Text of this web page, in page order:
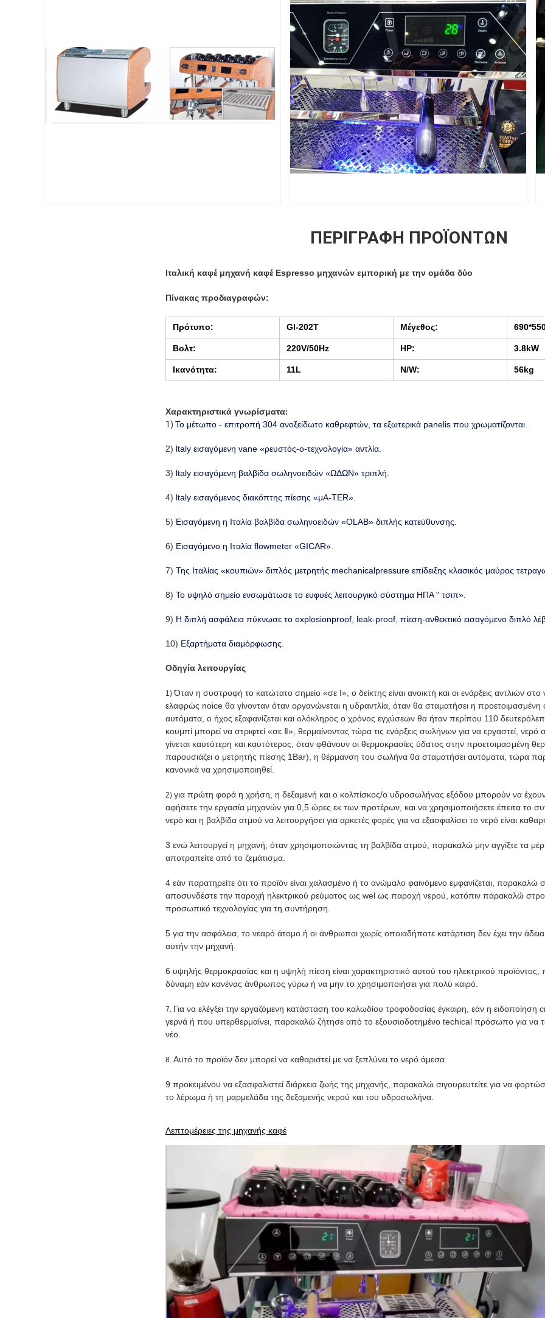
ΠΕΡΙΓΡΑΦΉ ΠΡΟΪΌΝΤΩΝ
Ιταλική καφέ μηχανή καφέ Espresso μηχανών εμπορική με την ομάδα δύο
Πίνακας προδιαγραφών:
Πρότυπο: Gl-202T Μέγεθος:
Βολτ: 220V/50Hz HP: 3.8kW
Ικανότητα: 11L N/W: 56kg
Χαρακτηριστικά γνωρίσματα:
1) Το μέτωπο - επιτροπή 304 ανοξείδωτο καθρεφτών, τα εξωτερικά panelis που χρωματίζονται.
2) ltaly εισαγόμενη vane «ρευστός-ο-τεχνολογία» αντλία.
3) ltaly εισαγόμενη βαλβίδα σωληνοειδών «ΩΔΩΝ» τριπλή.
4) ltaly εισαγόμενος διακόπτης πίεσης «μΑ-TER».
5) Εισαγόμενη η Ιταλία βαλβίδα σωληνοειδών «OLAB» διπλής κατεύθυνσης.
6) Εισαγόμενο η Ιταλία flowmeter «GICAR».
7) Της Ιταλίας «κουπιών» διπλός μετρητής mechanicalpressure επίδειξης κλασικός μαύρος
8) Το υψηλό σημείο ενσωμάτωσε το ευφυές λειτουργικό σύστημα ΗΠΑ " τσιπ».
9) Η διπλή ασφάλεια πύκνωσε το explosionproof, leak-proof, πίεση-ανθεκτικό εισαγόμενο διπλό
10) Εξαρτήματα διαμόρφωσης.
Οδηγία λειτουργίας
1)Όταν η συστροφή το κατώτατο σημείο «σε Ⅰ», ο δείκτης είναι ανοικτή και οι ενάρξεις αντλιών
ελαφρώς noice θα γίνονταν όταν οργανώνεται η υδραντλία, όταν θα σταματήσει η προετοιμασμένη
αυτόματα, ο ήχος εξαφανίζεται και ολόκληρος ο χρόνος εγχύσεων θα ήταν περίπου 110
κουμπί μπορεί να στριφτεί «σε Ⅱ», θερμαίνοντας τώρα τις ενάρξεις σωλήνων για να εργαστεί,
γίνεται καυτότερη και καυτότερος, όταν φθάνουν οι θερμοκρασίες ύδατος στην προετοιμασμένη
παρουσιάζει ο μετρητής πίεσης 1Bar), η θέρμανση του σωλήνα θα σταματήσει αυτόματα, τώρα
κανονικά να χρησιμοποιηθεί.
2) για πρώτη φορά η χρήση, η δεξαμενή και ο κολπίσκος/ο υδροσωλήνας εξόδου μπορούν να
αφήσετε την εργασία μηχανών για 0,5 ώρες εκ των προτέρων, και να χρησιμοποιήσετε έπειτα το
νερό και η βαλβίδα ατμού να λειτουργήσει για αρκετές φορές για να εξασφαλίσει το νερό είναι
3 ενώ λειτουργεί η μηχανή, όταν χρησιμοποιώντας τη βαλβίδα ατμού, παρακαλώ μην αγγίξτε τα
αποτραπείτε από το ζεμάτισμα.
4 εάν παρατηρείτε ότι το προϊόν είναι χαλασμένο ή το ανώμαλο φαινόμενο εμφανίζεται, παρακαλώ
αποσυνδέστε την παροχή ηλεκτρικού ρεύματος ως wel ως παροχή νερού, κατόπιν παρακαλώ
προσωπικό τεχνολογίας για τη συντήρηση.
5 για την ασφάλεια, το νεαρό άτομο ή οι άνθρωποι χωρίς οποιαδήποτε κατάρτιση δεν έχει την
αυτήν την μηχανή.
6 υψηλής θερμοκρασίας και η υψηλή πίεση είναι χαρακτηριστικό αυτού του ηλεκτρικού
δύναμη εάν κανένας άνθρωπος γύρω ή να μην το χρησιμοποιήσει για πολύ καιρό.
7. Για να ελέγξει την εργαζόμενη κατάσταση του καλωδίου τροφοδοσίας έγκαιρη, εάν η
γερνά ή που υπερθερμαίνει, παρακαλώ ζήτησε από το εξουσιοδοτημένο techical πρόσωπο για να
νέο.
8. Αυτό το προϊόν δεν μπορεί να καθαριστεί με να ξεπλύνει το νερό άμεσα.
9 προκειμένου να εξασφαλιστεί διάρκεια ζωής της μηχανής, παρακαλώ σιγουρευτείτε για να
το λέρωμα ή τη μαρμελάδα της δεξαμενής νερού και του υδροσωλήνα.
Λεπτομέρειες της μηχανής καφέ